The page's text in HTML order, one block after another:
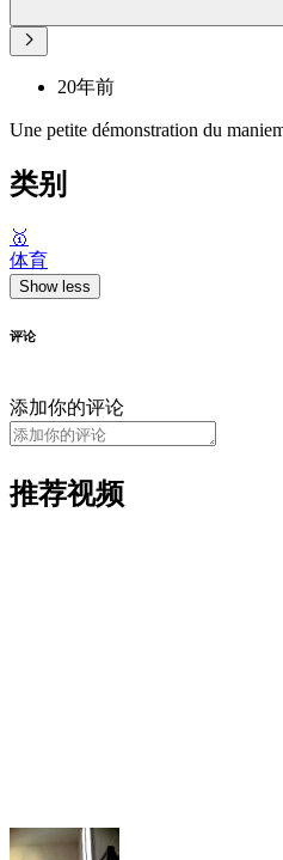
20年前
Une petite démonstration du
类别
🥇
体育
Show less
评论
添加你的评论
推荐视频